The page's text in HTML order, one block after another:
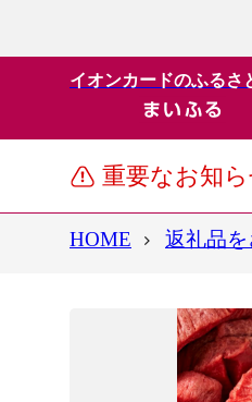
イオンカードのふるさ
重要なお知
HOME 返礼品